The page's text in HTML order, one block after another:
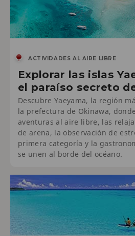
ACTIVIDADES AL AIRE LIBRE
Explorar las islas
el paraíso secreto
Descubre Yaeyama, la región
la prefectura de Okinawa,
aventuras al aire libre, las
de arena, la observación de
primera categoría y la
se unen al borde del océano.